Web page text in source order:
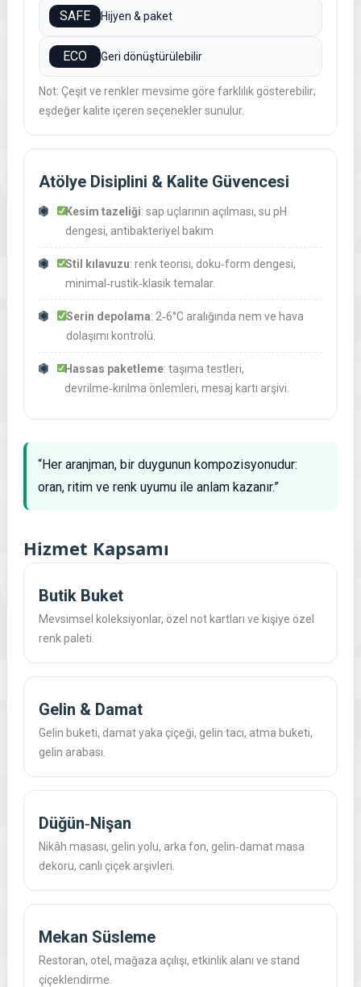
SAFE Hijyen & paket
ECO Geri dönüştürülebilir
Not: Çeşit ve renkler mevsime göre farklılık gösterebilir;
eşdeğer kalite içeren seçenekler sunulur.
Atölye Disiplini & Kalite Güvencesi
Kesim tazeliği: sap uçlarının açılması, su pH
dengesi, antibakteriyel bakım.
Stil kılavuzu: renk teorisi, doku‑form dengesi,
minimal‑rustik‑klasik temalar.
Serin depolama: 2‑6°C aralığında nem ve hava
dolaşımı kontrolü.
Hassas paketleme: taşıma testleri,
devrilme‑kırılma önlemleri, mesaj kartı arşivi.
“Her aranjman, bir duygunun kompozisyonudur:
oran, ritim ve renk uyumu ile anlam kazanır.”
Hizmet Kapsamı
Butik Buket
Mevsimsel koleksiyonlar, özel not kartları ve kişiye özel
renk paleti.
Gelin & Damat
Gelin buketi, damat yaka çiçeği, gelin tacı, atma buketi,
gelin arabası.
Düğün‑Nişan
Nikâh masası, gelin yolu, arka fon, gelin‑damat masa
dekoru, canlı çiçek arşivleri.
Mekan Süsleme
Restoran, otel, mağaza açılışı, etkinlik alanı ve stand
çiçeklendirme.